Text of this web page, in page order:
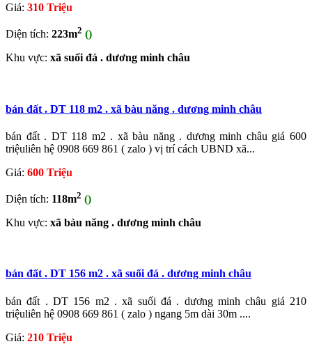
Giá: 310 Triệu
Diện tích: 223m2 ()
Khu vực: xã suối đá . dương minh châu
bán đất . DT 118 m2 . xã bàu năng . dương minh châu
bán đất . DT 118 m2 . xã bàu năng . dương minh châu giá 600
triệuliên hệ 0908 669 861 ( zalo ) vị trí cách UBND xã...
Giá: 600 Triệu
Diện tích: 118m2 ()
Khu vực: xã bàu năng . dương minh châu
bán đất . DT 156 m2 . xã suối đá . dương minh châu
bán đất . DT 156 m2 . xã suối đá . dương minh châu giá 210
triệuliên hệ 0908 669 861 ( zalo ) ngang 5m dài 30m ....
Giá: 210 Triệu